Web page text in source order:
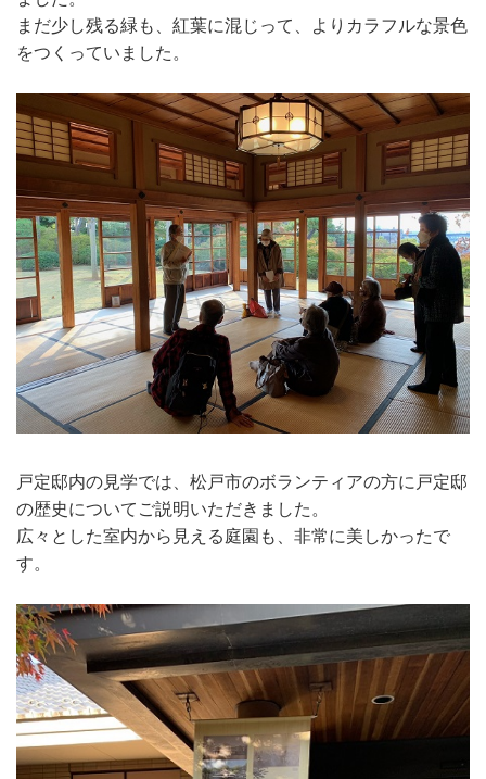
まだ少し残る緑も、紅葉に混じって、よりカラフルな景色
をつくっていました。
戸定邸内の見学では、松戸市のボランティアの方に戸定邸
の歴史についてご説明いただきました。
広々とした室内から見える庭園も、非常に美しかったで
す。